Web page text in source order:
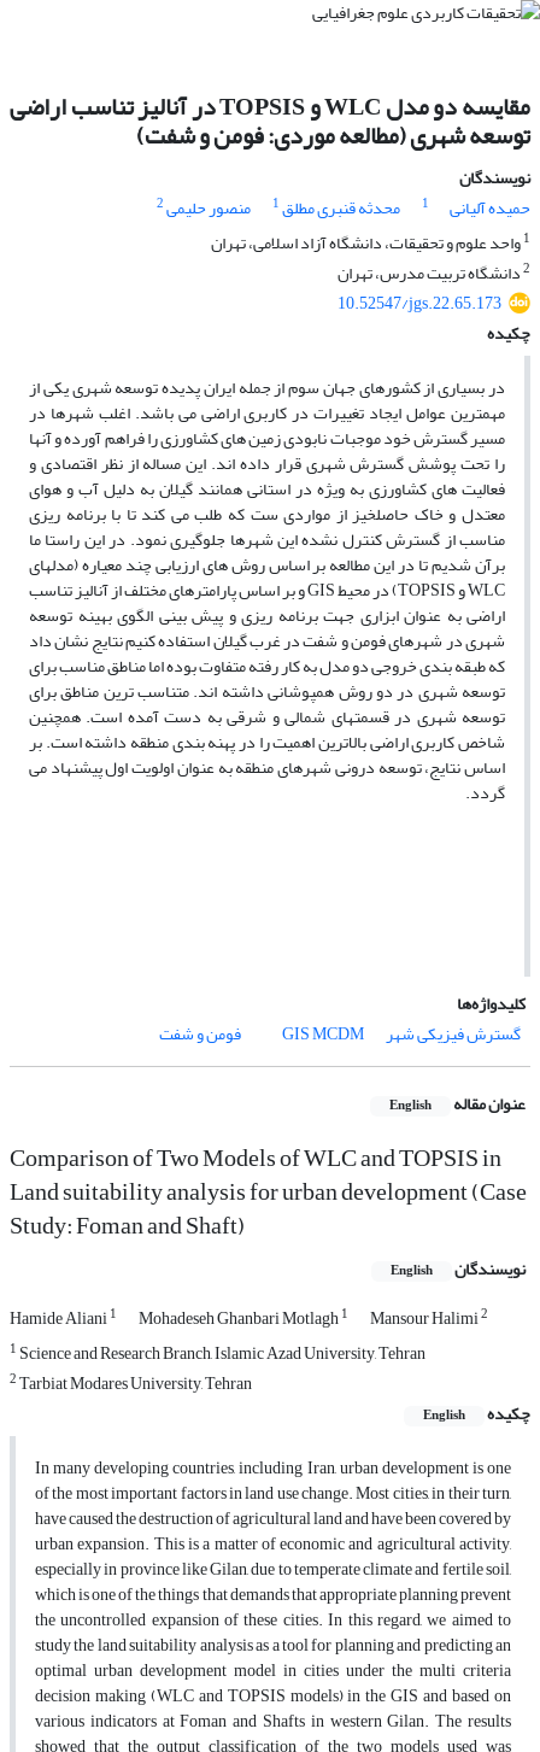
مقایسه دو مدل WLC و TOPSIS در آنالیز تناسب اراضی
توسعه شهری (مطالعه موردی: فومن و شفت)
نویسندگان
حمیده آلیانی
1 محدثه قنبری مطلق1 منصور حلیمی2
1واحد علوم و تحقیقات، دانشگاه آزاد اسلامی، تهران
2دانشگاه تربیت مدرس، تهران
10.52547/jgs.22.65.173
چکیده
در بسیاری از کشورهای جهان سوم از جمله ایران پدیده توسعه شهری یکی از
مهمترین عوامل ایجاد تغییرات در کاربری اراضی می باشد. اغلب شهرها در
مسیر گسترش خود موجبات نابودی زمین های کشاورزی را فراهم آورده و آنها
را تحت پوشش گسترش شهری قرار داده اند. این مساله از نظر اقتصادی و
فعالیت های کشاورزی به ویژه در استانی همانند گیلان به دلیل آب و هوای
معتدل و خاک حاصلخیز از مواردی ست که طلب می کند تا با برنامه ریزی
مناسب از گسترش کنترل نشده این شهرها جلوگیری نمود. در این راستا ما
برآن شدیم تا در این مطالعه بر اساس روش های ارزیابی چند معیاره (مدلهای
WLCوTOPSIS) در محیطGISو بر اساس پارامترهای مختلف از آنالیز تناسب
اراضی به عنوان ابزاری جهت برنامه ریزی و پیش بینی الگوی بهینه توسعه
شهری در شهرهای فومن و شفت در غرب گیلان استفاده کنیم نتایج نشان داد
که طبقه بندی خروجی دو مدل به کار رفته متفاوت بوده اما مناطق مناسب برای
توسعه شهری در دو روش همپوشانی داشته اند. متناسب ترین مناطق برای
توسعه شهری در قسمتهای شمالی و شرقی به دست آمده است. همچنین
شاخص کاربری اراضی بالاترین اهمیت را در پهنه بندی منطقه داشته است. بر
اساس نتایج، توسعه درونی شهرهای منطقه به عنوان اولویت اول پیشنهاد می
گردد.
کلیدواژه‌ها
گسترش فیزیکی شهر
GISMCDM فومن و شفت
عنوان مقاله English
Comparison of Two Models of WLC and TOPSIS in
Land suitability analysis for urban development (Case
Study: Foman and Shaft)
نویسندگان English
Hamide Aliani1 Mohadeseh Ghanbari Motlagh1 Mansour Halimi2
1 Science and Research Branch, Islamic Azad University, Tehran
2Tarbiat Modares University, Tehran
چکیده
English
In many developing countries, including Iran, urban development is one
of the most important factors in land use change. Most cities, in their turn,
have caused the destruction of agricultural land and have been covered by
urban expansion. This is a matter of economic and agricultural activity,
especially in province like Gilan, due to temperate climate and fertile soil,
which is one of the things that demands that appropriate planning prevent
the uncontrolled expansion of these cities. In this regard, we aimed to
study the land suitability analysis as a tool for planning and predicting an
optimal urban development model in cities under the multi criteria
decision making (WLC and TOPSIS models) in the GIS and based on
various indicators at Foman and Shafts in western Gilan. The results